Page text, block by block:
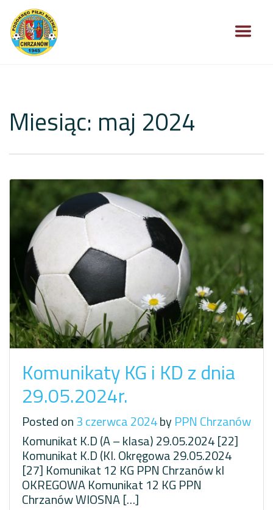
Miesiąc: maj 2024
Komunikaty KG i KD z dnia
29.05.2024r.
Posted on3 czerwca 2024by PPN Chrzanów
Komunikat K.D (A – klasa) 29.05.2024 [22]
Komunikat K.D (Kl. Okręgowa 29.05.2024
[27] Komunikat 12 KG PPN Chrzanów kl
OKREGOWA Komunikat 12 KG PPN
Chrzanów WIOSNA […]